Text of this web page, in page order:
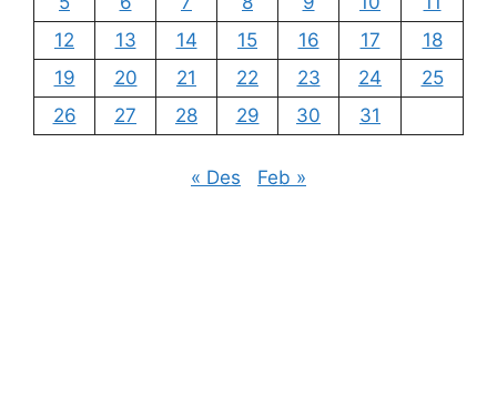
12
13 14 15 16 17
18
19
20 21 22 23 24
25
26
27 28 29 30 31
« Des Feb »